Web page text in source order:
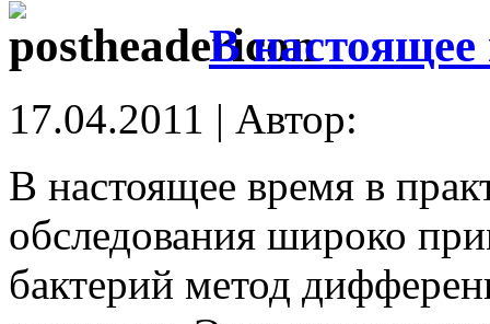
В
17.04.2011 | Автор:
В настоящее время в
обследования широко
бактерий метод